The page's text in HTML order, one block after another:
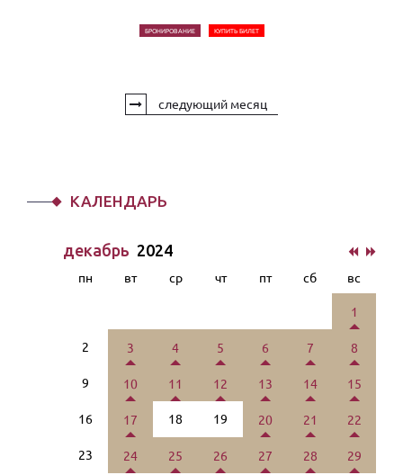
БРОНИРОВАНИЕ КУПИТЬ БИЛЕТ
следующий месяц
КАЛЕНДАРЬ
декабрь 2024
пн вт ср чт пт сб вс
1
2 3 4 5 6 7 8
9 10 11 12 13 14 15
16 17 18 19 20 21 22
23 24 25 26 27 28 29